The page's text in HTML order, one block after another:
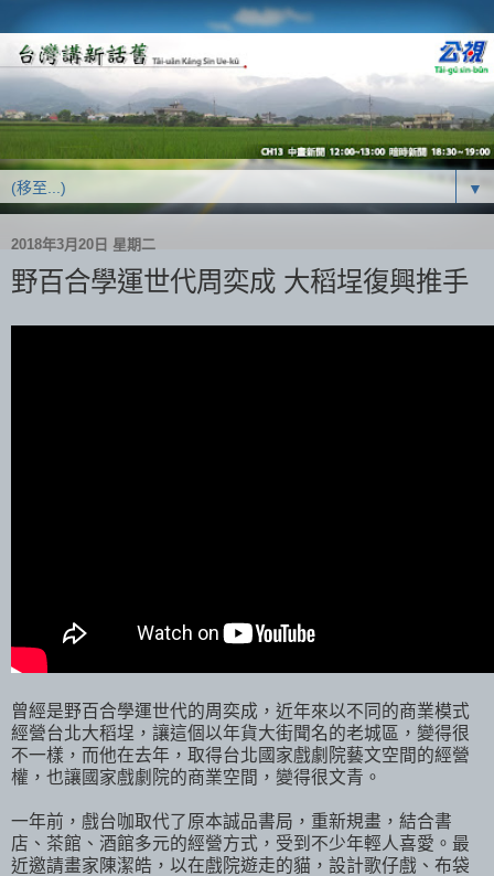
▼
2018年3月20日 星期二
野百合學運世代周奕成 大稻埕復興推手
曾經是野百合學運世代的周奕成，近年來以不同的商業模式
經營台北大稻埕，讓這個以年貨大街聞名的老城區，變得很
不一樣，而他在去年，取得台北國家戲劇院藝文空間的經營
權，也讓國家戲劇院的商業空間，變得很文青。
一年前，戲台咖取代了原本誠品書局，重新規畫，結合書
店、茶館、酒館多元的經營方式，受到不少年輕人喜愛。最
近邀請畫家陳潔皓，以在戲院遊走的貓，設計歌仔戲、布袋